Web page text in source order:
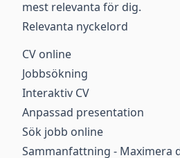
mest relevanta för dig.
Relevanta nyckelord
CV online
Jobbsökning
Interaktiv CV
Anpassad presentation
Sök jobb online
Sammanfattning - Maximera